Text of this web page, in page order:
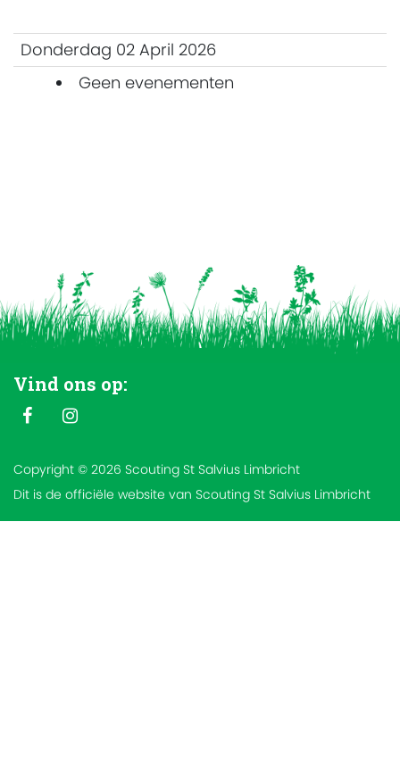
Donderdag 02 April 2026
Geen evenementen
Vind ons op:
Copyright © 2026 Scouting St Salvius Limbricht
Dit is de officiële website van Scouting St Salvius Limbricht